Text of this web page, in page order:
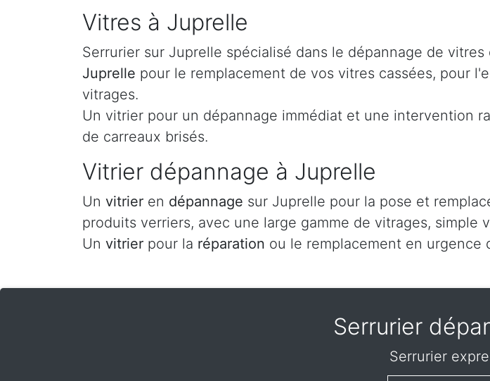
Vitres à Juprelle
Serrurier sur Juprelle spécialisé dans le dépannage de
Juprelle pour le remplacement de vos vitres cassées, pour
vitrages.
Un vitrier pour un dépannage immédiat et une intervention
de carreaux brisés.
Vitrier dépannage à Juprelle
Un vitrier en dépannage sur Juprelle pour la pose et
produits verriers, avec une large gamme de vitrages,
Un vitrier pour la réparation ou le remplacement en urgence
Serrurier
Serrurier